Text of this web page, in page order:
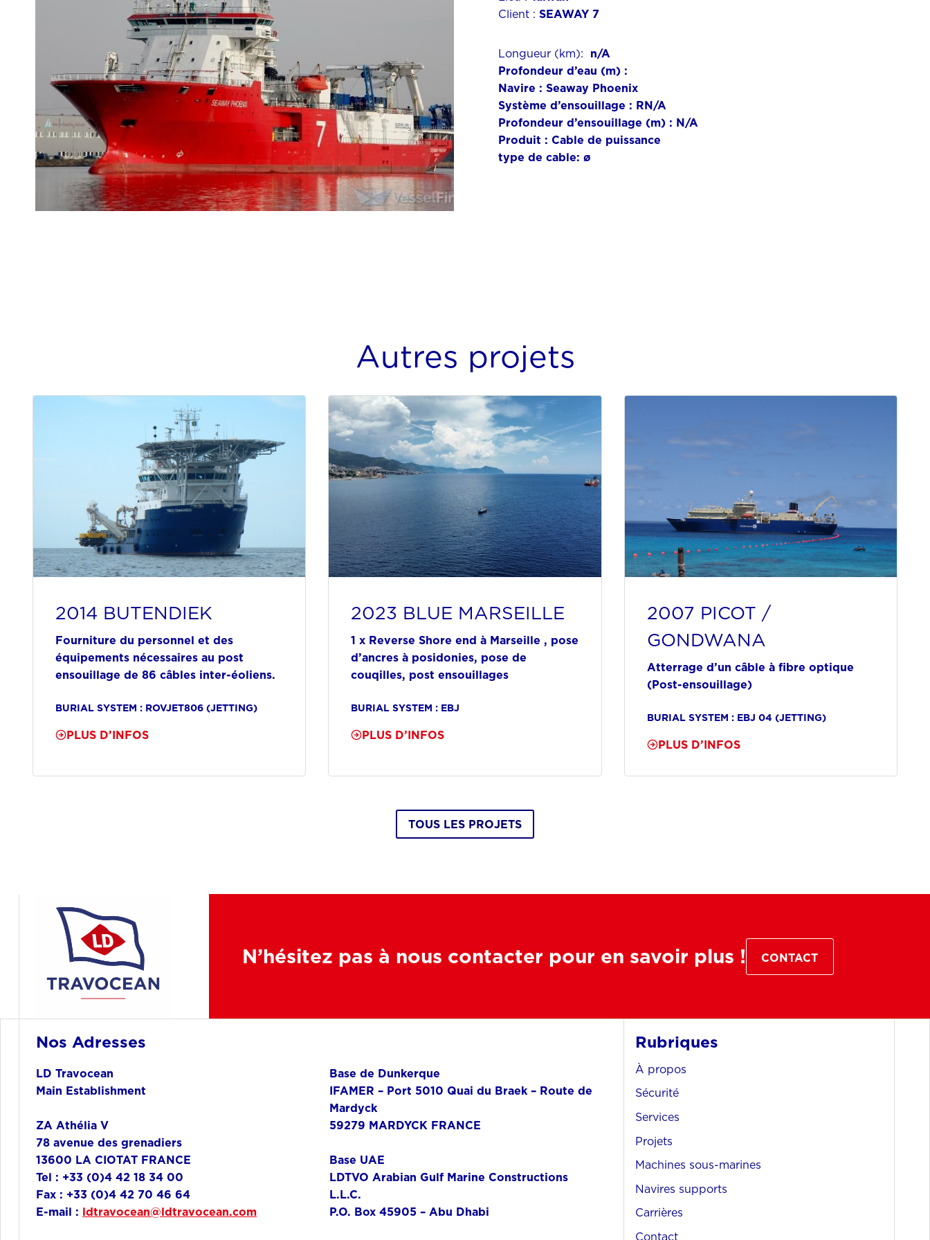
Client : SEAWAY 7
Longueur (km): n/A
Profondeur d’eau (m) :
Navire : Seaway Phoenix
Système d’ensouillage : RN/A
Profondeur d’ensouillage (m) : N/A
Produit : Cable de puissance
type de cable: ø
Autres projets
2014 BUTENDIEK
Fourniture du personnel et des
équipements nécessaires au post
ensouillage de 86 câbles inter-éoliens.
BURIAL SYSTEM : ROVJET806 (JETTING)
PLUS D’INFOS
2023 BLUE MARSEILLE
1 x Reverse Shore end à Marseille , pose
d’ancres à posidonies, pose de
couqilles, post ensouillages
BURIAL SYSTEM : EBJ
PLUS D’INFOS
2007 PICOT /
GONDWANA
Atterrage d’un câble à fibre optique
(Post-ensouillage)
BURIAL SYSTEM : EBJ 04 (JETTING)
PLUS D’INFOS
TOUS LES PROJETS
N’hésitez pas à nous contacter pour en savoir plus ! CONTACT
Nos Adresses
LD Travocean
Main Establishment
ZA Athélia V
78 avenue des grenadiers
13600 LA CIOTAT FRANCE
Tel : +33 (0)4 42 18 34 00
Fax : +33 (0)4 42 70 46 64
E-mail : ldtravocean@ldtravocean.com
Base de Dunkerque
IFAMER – Port 5010 Quai du Braek – Route de
Mardyck
59279 MARDYCK FRANCE
Base UAE
LDTVO Arabian Gulf Marine Constructions
L.L.C.
P.O. Box 45905 – Abu Dhabi
Rubriques
À propos
Sécurité
Services
Projets
Machines sous-marines
Navires supports
Carrières
Contact